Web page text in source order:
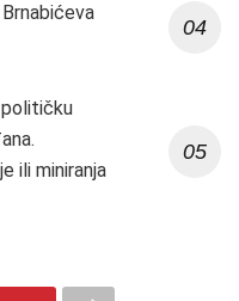
ili miniranja